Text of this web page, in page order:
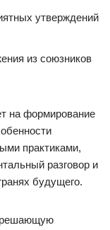
утверждений
из союзников
на формирование
практиками,
разговор и
будущего.
решающую